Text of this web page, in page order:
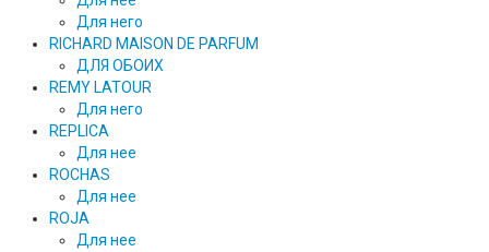
Для него
RICHARD MAISON DE PARFUM
ДЛЯ ОБОИХ
REMY LATOUR
Для него
REPLICA
Для нее
ROCHAS
Для нее
ROJA
Для нее